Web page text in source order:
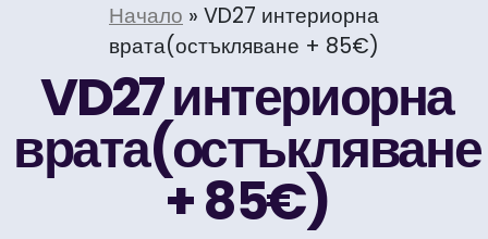
Начало » VD27 интериорна
врата(остъкляване + 85€)
VD27 интериорна
врата(остъкляване
+ 85€)